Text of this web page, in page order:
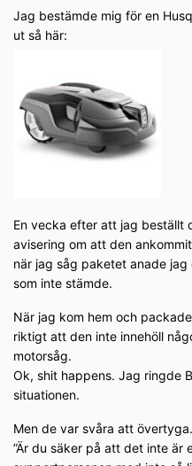
Jag bestämde mig för en
ut så här:
En vecka efter att jag beställt
avisering om att den
när jag såg paketet anade
som inte stämde.
När jag kom hem och
riktigt att den inte innehöll
motorsåg.
Ok, shit happens. Jag ringde
situationen.
Men de var svåra att övertyga.
”Är du säker på att det inte är